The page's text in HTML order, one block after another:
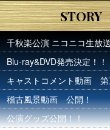
STORY
千秋楽公演 ニコニコ生放
Blu-ray&DVD発売決定！！
キャストコメント動画 第
稽古風景動画 公開！
公演グッズ公開！！